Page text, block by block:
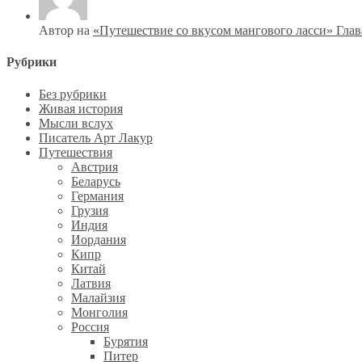
Автор на «Путешествие со вкусом мангового ласси»
Рубрики
Без рубрики
Живая история
Мысли вслух
Писатель Арт Лакур
Путешествия
Австрия
Беларусь
Германия
Грузия
Индия
Иордания
Кипр
Китай
Латвия
Малайзия
Монголия
Россия
Бурятия
Питер